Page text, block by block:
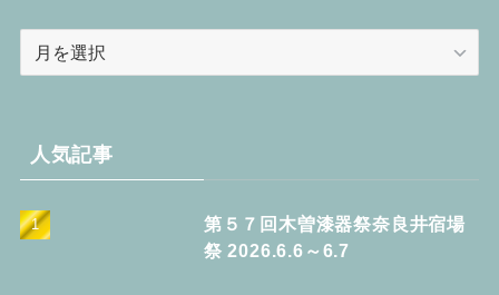
ブ人気記事
第５７回木曽漆器祭奈良井宿場
祭 2026.6.6～6.7